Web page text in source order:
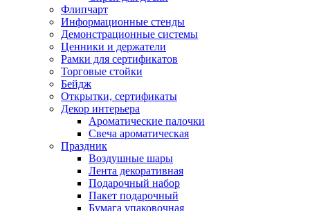
Флипчарт
Информационные стенды
Демонстрационные системы
Ценники и держатели
Рамки для сертификатов
Торговые стойки
Бейдж
Открытки, сертификаты
Декор интерьера
Ароматические палочки
Свеча ароматическая
Праздник
Воздушные шары
Лента декоративная
Подарочный набор
Пакет подарочный
Бумага упаковочная